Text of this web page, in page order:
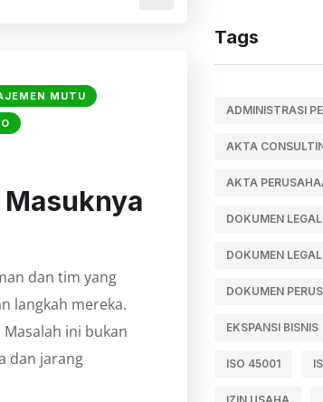
MUTU
dan tim yang
langkah mereka.
ini bukan
dan jarang
Tags
ADMINISTRASI
AKTA
AKTA
DOKUMEN
DOKUMEN
DOKUMEN
EKSPANSI BISNIS
ISO 45001